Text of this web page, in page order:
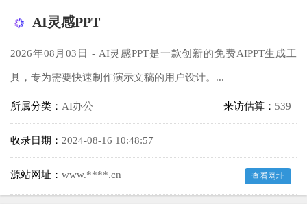
AI灵感PPT
2026年08月03日 - AI灵感PPT是一款创新的免费AIPPT生成工
具，专为需要快速制作演示文稿的用户设计。...
所属分类： AI办公 来访估算： 539
收录日期： 2024-08-16 10:48:57
源站网址： www.****.cn 查看网址